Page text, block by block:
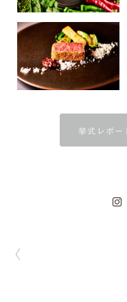
挙式レポー